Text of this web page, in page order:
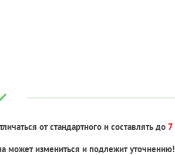
от стандартного и составлять до 7
может измениться и подлежит уточнению!